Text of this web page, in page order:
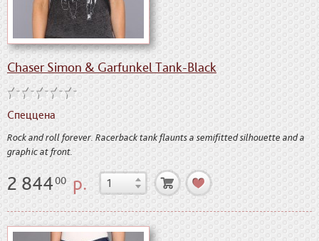
Chaser Simon & Garfunkel Tank-Black
Спеццена
Rock and roll forever. Racerback tank flaunts a semifitted silhouette and a
graphic at front.
2 84400 р.